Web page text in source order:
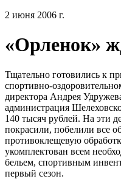
2 июня 2006 г.
«Орленок»
Тщательно готовились к
спортивно-
директора Андрея
администрация
140 тысяч рублей. На эти
покрасили, побелили все
противоклещевую
укомплектован всем
бельем, спортивным
первый сезон.